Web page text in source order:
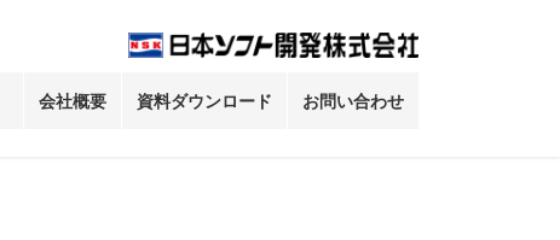
会社概要 資料ダウンロード お問い合わせ